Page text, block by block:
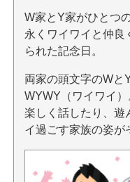
W家とY家がひとつ
永くワイワイと仲良
られた記念日。
両家の頭文字のWと
WYWY（ワイワイ
楽しく話したり、遊
イ過ごす家族の姿が